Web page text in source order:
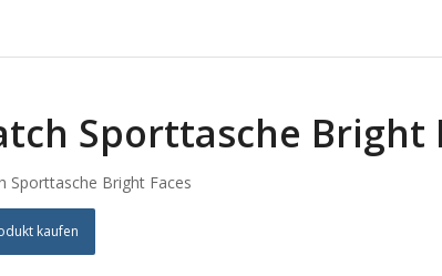
Sporttasche Bright
Sporttasche Bright Faces
kaufen